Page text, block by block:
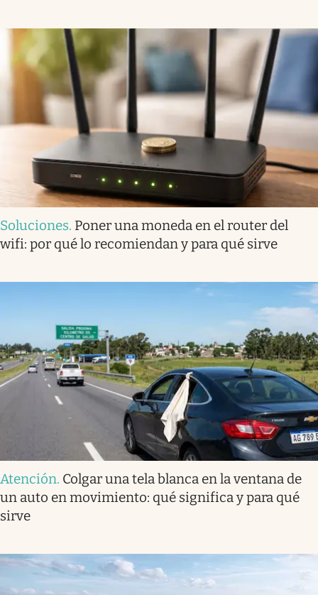
Soluciones. Poner una moneda en el router del
wifi: por qué lo recomiendan y para qué sirve
Atención. Colgar una tela blanca en la ventana de
un auto en movimiento: qué significa y para qué
sirve